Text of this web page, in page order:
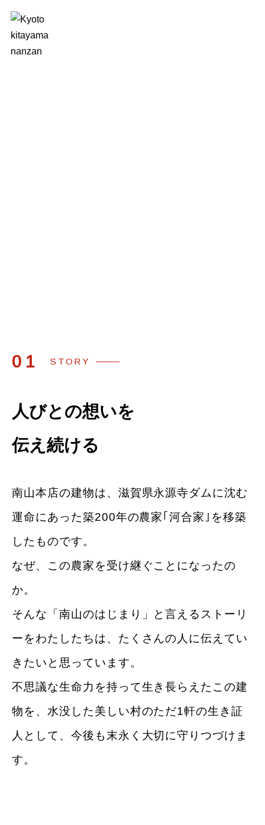
01 STORY
人びとの想いを
伝え続ける
南山本店の建物は、滋賀県永源寺ダムに沈む
運命にあった築200年の農家｢河合家｣を移築
したものです。
なぜ、この農家を受け継ぐことになったの
か。
そんな「南山のはじまり」と言えるストーリ
ーをわたしたちは、たくさんの人に伝えてい
きたいと思っています。
不思議な生命力を持って生き長らえたこの建
物を、 水没した美しい村のただ1軒の生き証
人として、 今後も末永く大切に守りつづけま
す。